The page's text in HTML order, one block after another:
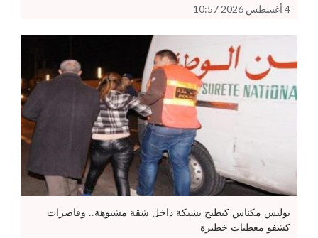
4 أغسطس 2026 10:57
بوليس مكناس كيطيح بشبكة داخل شقة مشبوهة.. وقاصرات
كشفو معطيات خطيرة